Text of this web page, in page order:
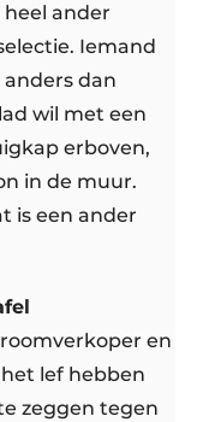
ander
Iemand
anders dan
wil met een
erboven,
in de muur.
is een ander
en
lef hebben
zeggen tegen